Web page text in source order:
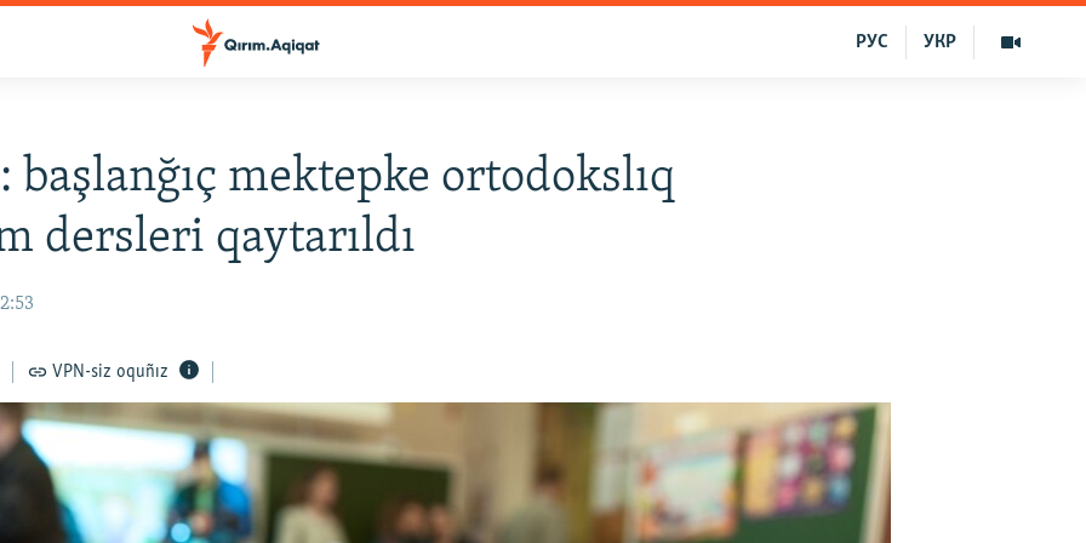
УКР
РУС
başlanğıç mektepke ortodokslıq
dersleri qaytarıldı
VPN-siz oquñız